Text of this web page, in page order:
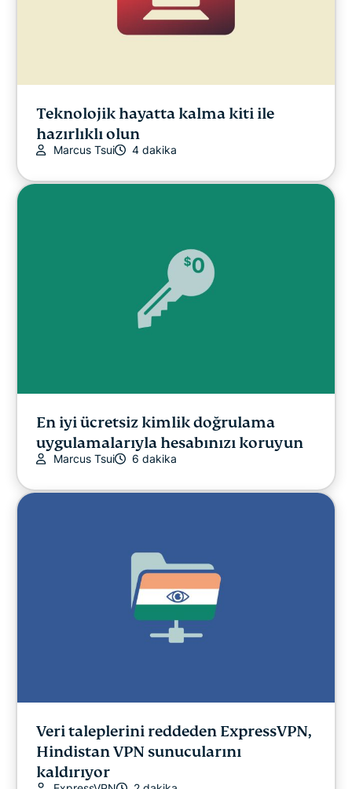
Teknolojik hayatta kalma kiti ile
hazırlıklı olun
Marcus Tsui 4 dakika
En iyi ücretsiz kimlik doğrulama
uygulamalarıyla hesabınızı koruyun
Marcus Tsui 6 dakika
Veri taleplerini reddeden ExpressVPN,
Hindistan VPN sunucularını
kaldırıyor